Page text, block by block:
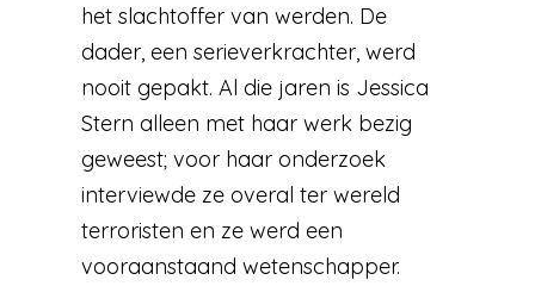
het slachtoffer van werden. De
dader, een serieverkrachter, werd
nooit gepakt. Al die jaren is Jessica
Stern alleen met haar werk bezig
geweest; voor haar onderzoek
interviewde ze overal ter wereld
terroristen en ze werd een
vooraanstaand wetenschapper.